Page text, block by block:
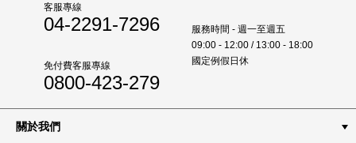
客服專線
04-2291-7296
免付費客服專線
0800-423-279
服務時間 - 週一至週五
09:00 - 12:00 / 13:00 - 18:00
國定例假日休
關於我們